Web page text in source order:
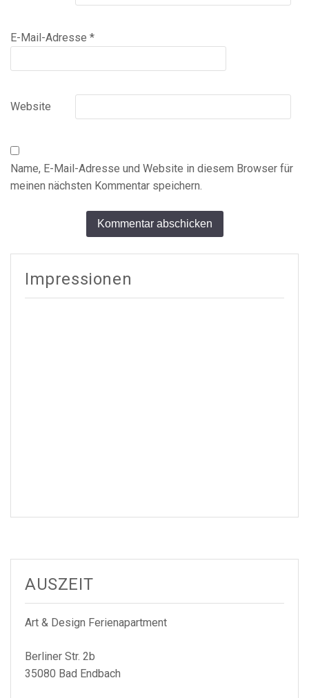
E-Mail-Adresse *
Website
Name, E-Mail-Adresse und Website in diesem Browser für
meinen nächsten Kommentar speichern.
Impressionen
AUSZEIT
Art & Design Ferienapartment
Berliner Str. 2b
35080 Bad Endbach